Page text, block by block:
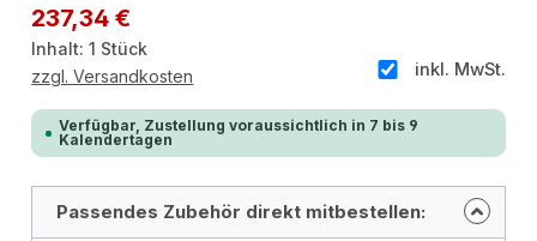
Regulärer Preis:
237,34 €
Inhalt:1 Stück
inkl. MwSt.
zzgl. Versandkosten
Verfügbar, Zustellung voraussichtlich in 7 bis 9
Kalendertagen
Passendes Zubehör direkt mitbestellen: